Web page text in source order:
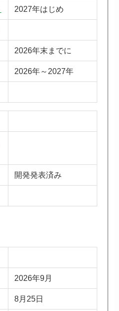
2027年はじめ
2026年末までに
2026年～2027年
開発発表済み
2026年9月
8月25日